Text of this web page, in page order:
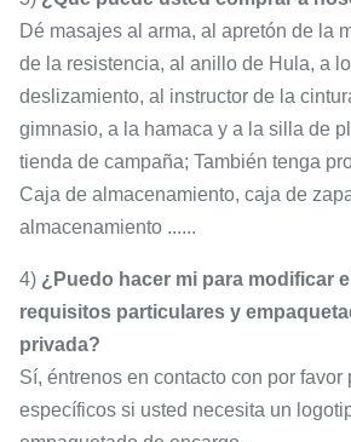
Dé masajes al arma, al apretón de la
de la resistencia, al anillo de Hula, a
deslizamiento, al instructor de la
gimnasio, a la hamaca y a la silla de
tienda de campaña; También tenga
Caja de almacenamiento, caja de
almacenamiento ......
4) ¿Puedo hacer mi para modificar
requisitos particulares y
privada?
Sí, éntrenos en contacto con por favor
específicos si usted necesita un